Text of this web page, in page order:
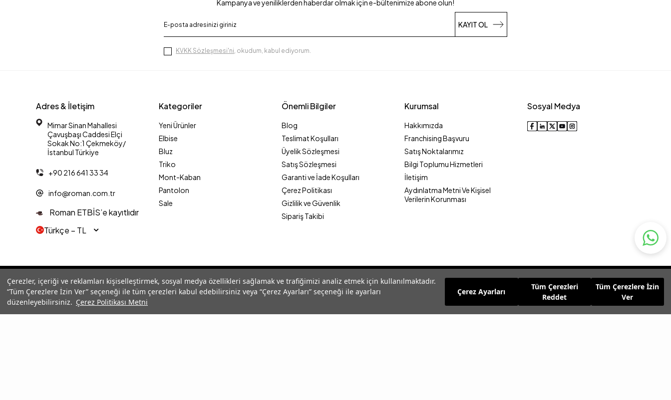
Çerezler, içeriği ve reklamları kişiselleştirmek, sosyal medya özellikleri sağlamak ve trafiğimizi analiz etmek için kullanılmaktadır.
“Tüm Çerezlere İzin Ver” seçeneği ile tüm çerezleri kabul edebilirsiniz veya “Çerez Ayarları” seçeneği ile ayarları
düzenleyebilirsiniz. Çerez Politikası Metni
Çerez Ayarları
Tüm Çerezleri
Reddet
Tüm Çerezlere İzin
Ver
Kampanya ve yeniliklerden haberdar olmak için e-bültenimize abone olun!
KAYIT OL
KVKK Sözleşmesi'ni, okudum, kabul ediyorum.
Adres & İletişim
Mimar Sinan Mahallesi
Çavuşbaşı Caddesi Elçi
Sokak No:1 Çekmeköy/
İstanbul Türkiye
+90 216 641 33 34
info@roman.com.tr
Roman ETBİS’e kayıtlıdır
Türkçe − TL
Kategoriler
Yeni Ürünler
Elbise
Bluz
Triko
Mont-Kaban
Pantolon
Sale
Önemli Bilgiler
Blog
Teslimat Koşulları
Üyelik Sözleşmesi
Satış Sözleşmesi
Garanti ve İade Koşulları
Çerez Politikası
Gizlilik ve Güvenlik
Sipariş Takibi
Kurumsal
Hakkımızda
Franchising Başvuru
Satış Noktalarımız
Bilgi Toplumu Hizmetleri
İletişim
Aydınlatma Metni Ve Kişisel
Verilerin Korunması
Sosyal Medya
© 2025 Roman® Tüm Hakları Saklıdır, İzinsiz kullanılamaz